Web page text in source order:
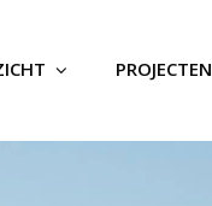
PROJECTEN